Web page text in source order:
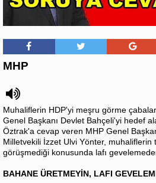
MHP
Muhaliflerin HDP'yi meşru görme
Genel Başkanı Devlet Bahçeli'yi hedef
Öztrak'a cevap veren MHP Genel
Milletvekili İzzet Ulvi Yönter,
görüşmediği konusunda lafı
BAHANE ÜRETMEYİN, LAFI